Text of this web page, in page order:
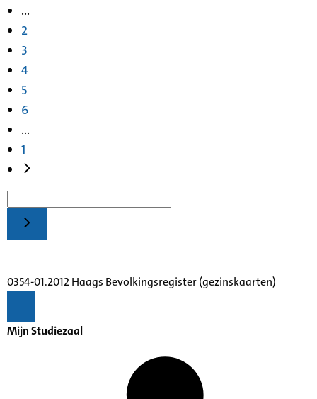
...
2
3
4
5
6
...
1
0354-01.2012 Haags Bevolkingsregister (gezinskaarten)
Mijn Studiezaal